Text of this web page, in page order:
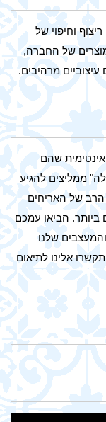
וחיפוי של
של החברה,
מרהיבים.
שהם
ממליצים להגיע
הרב של האריחים
הביאו עמכם
שלנו
אלינו לתיאום